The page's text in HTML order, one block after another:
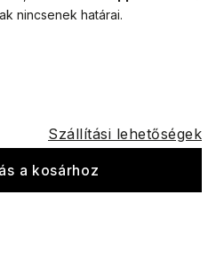
Szállítási lehetőségek
a kosárhoz
nincsenek határai.